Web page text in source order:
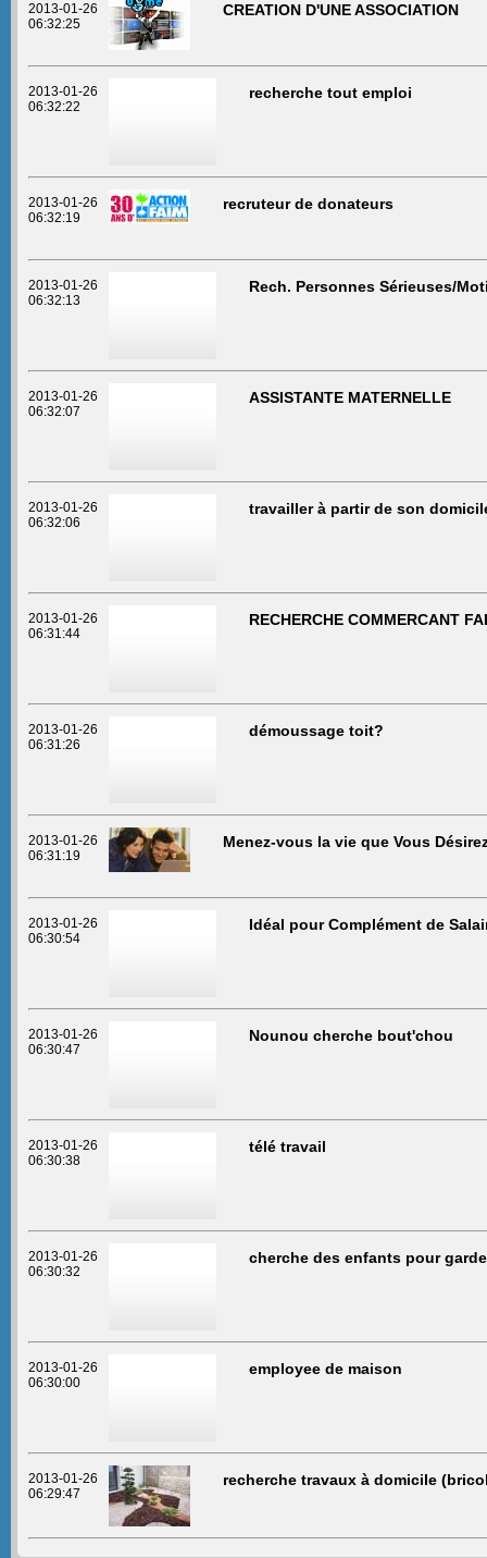
2013-01-26
06:32:25
CREATION D'UNE ASSOCIATION
2013-01-26
06:32:22
recherche tout emploi
2013-01-26
06:32:19
recruteur de donateurs
2013-01-26
06:32:13
Rech. Personnes Sérieuses/
2013-01-26
06:32:07
ASSISTANTE MATERNELLE
2013-01-26
06:32:06
travailler à partir de son
2013-01-26
06:31:44
RECHERCHE COMMERCANT
2013-01-26
06:31:26
démoussage toit?
2013-01-26
06:31:19
Menez-vous la vie que Vous
2013-01-26
06:30:54
Idéal pour Complément de
2013-01-26
06:30:47
Nounou cherche bout'chou
2013-01-26
06:30:38
télé travail
2013-01-26
06:30:32
cherche des enfants pour
2013-01-26
06:30:00
employee de maison
2013-01-26
06:29:47
recherche travaux à domicile